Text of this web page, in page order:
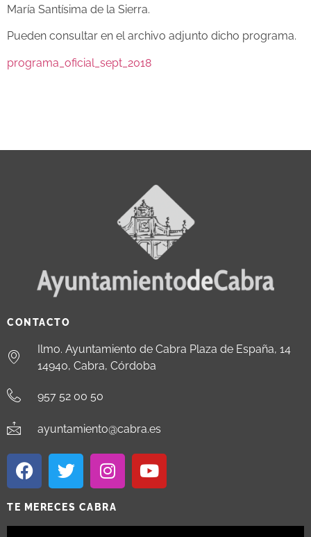
María Santísima de la Sierra.
Pueden consultar en el archivo adjunto dicho programa.
programa_oficial_sept_2018
CONTACTO
Ilmo. Ayuntamiento de Cabra Plaza de España, 14
14940, Cabra, Córdoba
957 52 00 50
ayuntamiento@cabra.es
TE MERECES CABRA